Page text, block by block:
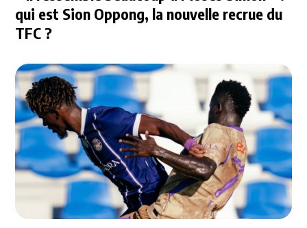
qui est Sion Oppong, la nouvelle recrue du
TFC ?